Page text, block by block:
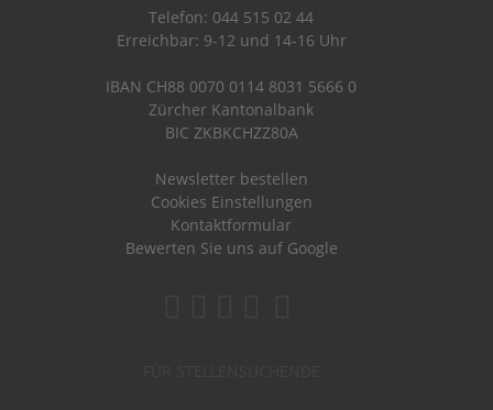
Telefon: 044 515 02 44
Erreichbar: 9-12 und 14-16 Uhr
IBAN CH88 0070 0114 8031 5666 0
Zürcher Kantonalbank
BIC ZKBKCHZZ80A
Newsletter bestellen
Cookies Einstellungen
Kontaktformular
Bewerten Sie uns auf Google